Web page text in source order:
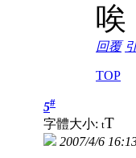
唉
回覆
TOP
5#
字體大小: tT
2007/4/6